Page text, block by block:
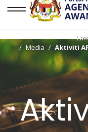
Media
Aktiviti